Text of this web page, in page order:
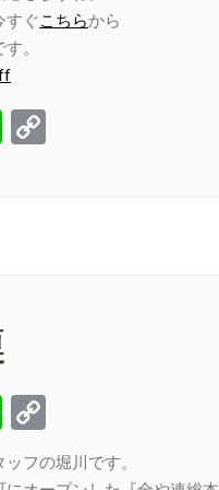
すぐこちらから
。
Line
Line
Link
フの堀川です。